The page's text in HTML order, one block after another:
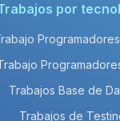
por
Trabajos Base de
Trabajos de